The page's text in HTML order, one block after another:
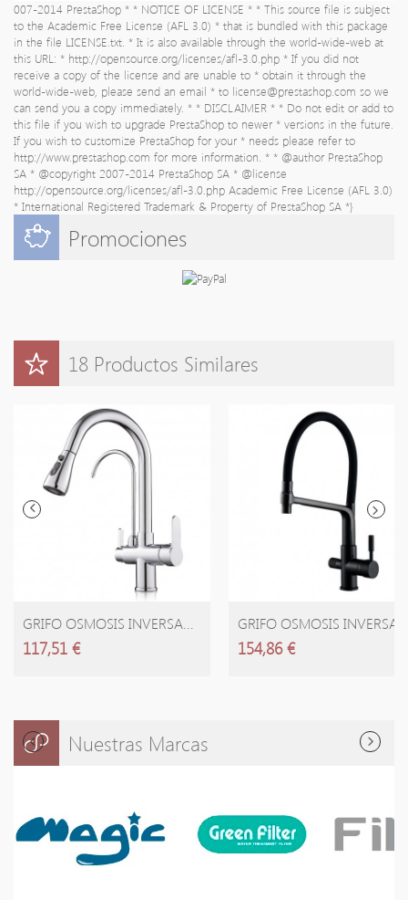
007-2014 PrestaShop * * NOTICE OF LICENSE * * This source file is subject
to the Academic Free License (AFL 3.0) * that is bundled with this package
in the file LICENSE.txt. * It is also available through the world-wide-web at
this URL: * http://opensource.org/licenses/afl-3.0.php * If you did not
receive a copy of the license and are unable to * obtain it through the
world-wide-web, please send an email * to license@prestashop.com so we
can send you a copy immediately. * * DISCLAIMER * * Do not edit or add to
this file if you wish to upgrade PrestaShop to newer * versions in the future.
If you wish to customize PrestaShop for your * needs please refer to
http://www.prestashop.com for more information. * * @author PrestaShop
SA * @copyright 2007-2014 PrestaShop SA * @license
http://opensource.org/licenses/afl-3.0.php Academic Free License (AFL 3.0)
* International Registered Trademark & Property of PrestaShop SA *}
Promociones
18 Productos Similares
GRIFO OSMOSIS INVERSA...
117,51 €
GRIFO OSMOSIS INVERSA...
154,86 €
Nuestras Marcas